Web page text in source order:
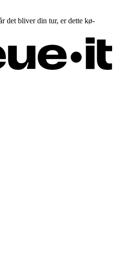
det bliver din tur, er dette kø-